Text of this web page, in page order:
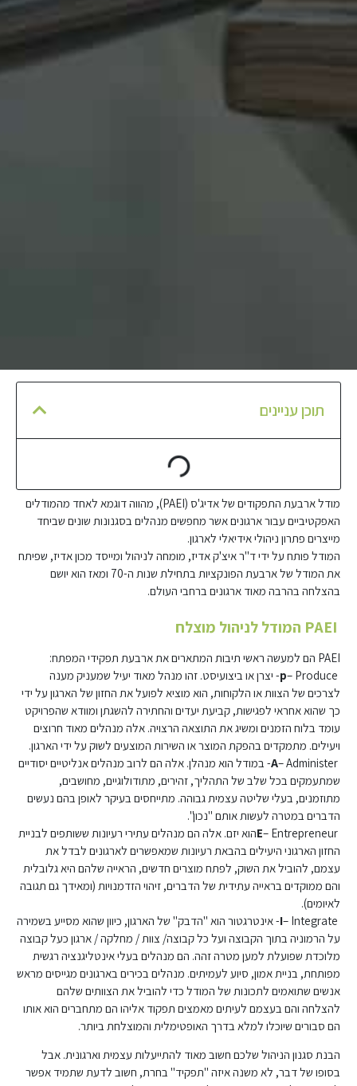
תוכן עניינים
מודל ארבעת התפקודים של אדיג'ס (PAEI), מהווה דוגמא לאחד מהמודלים
האפקטיביים עבור ארגונים אשר מחפשים מנהלים בסגנונות שונים שביחד
מייצרים פתרון ניהולי אידיאלי לארגון.
המודל פותח על ידי ד"ר איצ'ק אדיז, מומחה לניהול ומייסד מכון אדיז, שפיתח
את המודל של ארבעת הפונקציות בתחילת שנות ה-70 ומאז הוא יושם
בהצלחה בהרבה מאוד ארגונים ברחבי העולם.
PAEI הם למעשה ראשי תיבות המתארים את ארבעת תפקידי המפתח:
– Produce- יצרן או ביצועיסט. זהו מנהל מאוד יעיל שמעניק מענה
לצרכים של הצוות או הלקוחות, הוא מוציא לפועל את החזון של הארגון על ידי
כך שהוא אחראי לפגישות, קביעת יעדים והחתירה להשגתן ומוודא שהפרויקט
עומד בלוח הזמנים ומשיג את התוצאה הרצויה. אלה מנהלים מאוד חרוצים
ויעילים. מתמקדים בהפקת המוצר או השירות המוצעים לשוק על ידי הארגון.
– Administer- במודל הוא מנהלן. אלה הם לרוב מנהלים אנליטיים יסודיים
שמתעמקים בכל שלב של התהליך, זהירים, מתודולוגיים, מחושבים,
מתוזמנים, בעלי שליטה עצמית גבוהה. מתייחסים בעיקר לאופן בהם נעשים
הדברים במטרה לעשות אותם "נכון".
– Entrepreneurהוא יזם. אלה הם מנהלים עתירי רעיונות ששותפים לבניית
החזון הארגוני היעילים בהבאת רעיונות שמאפשרים לארגונים לבדל את
עצמם, להוביל את השוק, לפתח מוצרים חדשים, הראייה שלהם היא גלובלית
והם ממוקדים בראייה עתידית של הדברים, זיהוי הזדמנויות (ומאידך גם תגובה
לאיומים).
– Integrate- אינטרגטור הוא "הדבק" של הארגון, כיוון שהוא מסייע בשמירה
על הרמוניה בתוך הקבוצה ועל כל קבוצה/ צוות / מחלקה / ארגון כעל קבוצה
מלוכדת שפועלת למען מטרה זהה. הם מנהלים בעלי אינטליגנציה רגשית
מפותחת, בניית אמון, סיוע לעמיתים. מנהלים בכירים בארגונים מגייסים מראש
אנשים שתואמים לתכונות של המודל כדי להוביל את הצוותים שלהם
להצלחה והם בעצמם לעיתים מאמצים תפקוד אליהו הם מתחברים הוא אותו
הם סבורים שיוכלו למלא בדרך האופטימלית והמוצלחת ביותר.
הבנת סגנון הניהול שלכם חשוב מאוד להתייעלות עצמית וארגונית. אבל
בסופו של דבר, לא משנה איזה "תפקיד" בחרת, חשוב לדעת שתמיד אפשר